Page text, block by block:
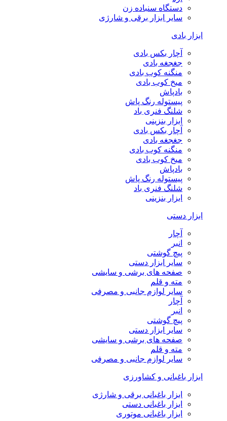
دستگاه سنباده زن
سایر ابزار برقی و شارژی
ابزار بادی
آچار بکس بادی
جغجغه بادی
منگنه کوب بادی
میخ کوب بادی
بادپاش
پیستوله رنگ پاش
شلنگ فنری باد
ابزار بنزینی
آچار بکس بادی
جغجغه بادی
منگنه کوب بادی
میخ کوب بادی
بادپاش
پیستوله رنگ پاش
شلنگ فنری باد
ابزار بنزینی
ابزار دستی
آچار
انبر
پیچ گوشتی
سایر ابزار دستی
صفحه های برشی و سایشی
مته و قلم
سایر لوازم جانبی و مصرفی
آچار
انبر
پیچ گوشتی
سایر ابزار دستی
صفحه های برشی و سایشی
مته و قلم
سایر لوازم جانبی و مصرفی
ابزار باغبانی و کشاورزی
ابزار باغبانی برقی و شارژی
ابزار باغبانی دستی
ابزار باغبانی موتوری